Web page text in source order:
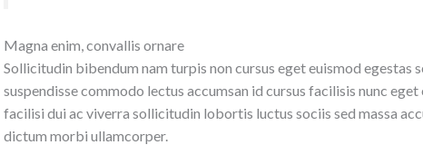
Magna enim, convallis ornare
Sollicitudin bibendum nam turpis non cursus eget euismod egestas
suspendisse commodo lectus accumsan id cursus facilisis nunc
facilisi dui ac viverra sollicitudin lobortis luctus sociis sed massa
dictum morbi ullamcorper.